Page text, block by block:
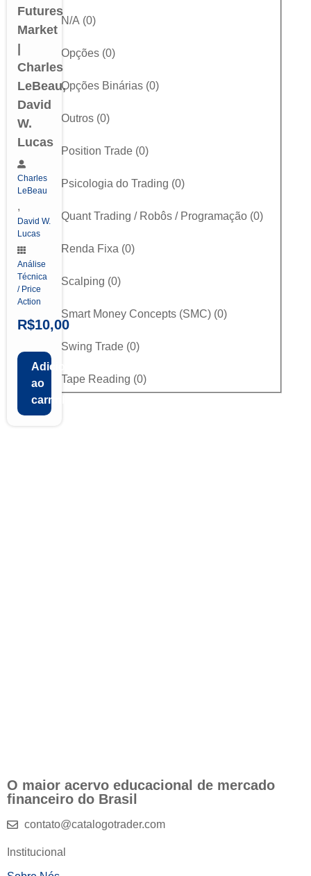
N/A (0)
Opções (0)
Opções Binárias (0)
Outros (0)
Position Trade (0)
Psicologia do Trading (0)
Quant Trading / Robôs / Programação (0)
Renda Fixa (0)
Scalping (0)
Smart Money Concepts (SMC) (0)
Swing Trade (0)
Tape Reading (0)
Futures
Market
|
Charles
LeBeau,
David
W.
Lucas
Charles
LeBeau
,
David W.
Lucas
Análise
Técnica
/ Price
Action
R$10,00
Adicionar
ao
carrinho
O maior acervo educacional de mercado
financeiro do Brasil
contato@catalogotrader.com
Institucional